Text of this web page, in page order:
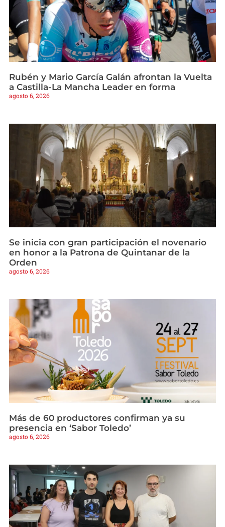
Rubén y Mario García Galán afrontan la Vuelta
a Castilla-La Mancha Leader en forma
agosto 6, 2026
Se inicia con gran participación el novenario
en honor a la Patrona de Quintanar de la
Orden
agosto 6, 2026
Más de 60 productores confirman ya su
presencia en ‘Sabor Toledo’
agosto 6, 2026